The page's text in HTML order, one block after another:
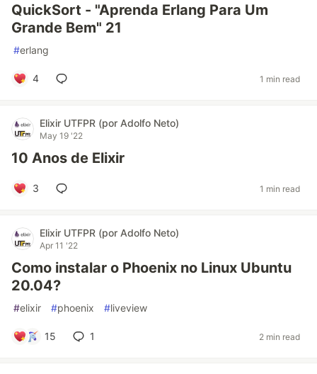
QuickSort - "Aprenda Erlang Para Um
Grande Bem" 21
#erlang
4 1 min read
Elixir UTFPR (por Adolfo Neto)
May 19 '22
10 Anos de Elixir
3 1 min read
Elixir UTFPR (por Adolfo Neto)
Apr 11 '22
Como instalar o Phoenix no Linux Ubuntu
20.04?
#elixir #phoenix #liveview
15 1 2 min read